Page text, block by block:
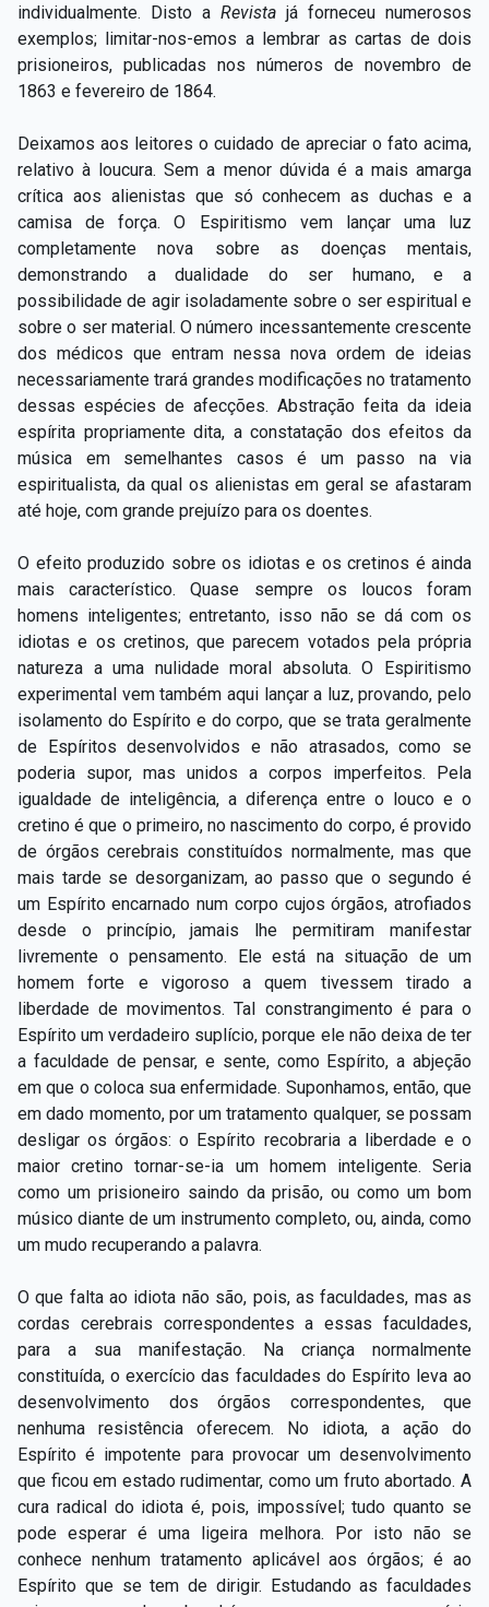
individualmente. Disto a Revista já forneceu numerosos
exemplos; limitar-nos-emos a lembrar as cartas de dois
prisioneiros, publicadas nos números de novembro de
1863 e fevereiro de 1864.
Deixamos aos leitores o cuidado de apreciar o fato acima,
relativo à loucura. Sem a menor dúvida é a mais amarga
crítica aos alienistas que só conhecem as duchas e a
camisa de força. O Espiritismo vem lançar uma luz
completamente nova sobre as doenças mentais,
demonstrando a dualidade do ser humano, e a
possibilidade de agir isoladamente sobre o ser espiritual e
sobre o ser material. O número incessantemente crescente
dos médicos que entram nessa nova ordem de ideias
necessariamente trará grandes modificações no tratamento
dessas espécies de afecções. Abstração feita da ideia
espírita propriamente dita, a constatação dos efeitos da
música em semelhantes casos é um passo na via
espiritualista, da qual os alienistas em geral se afastaram
até hoje, com grande prejuízo para os doentes.
O efeito produzido sobre os idiotas e os cretinos é ainda
mais característico. Quase sempre os loucos foram
homens inteligentes; entretanto, isso não se dá com os
idiotas e os cretinos, que parecem votados pela própria
natureza a uma nulidade moral absoluta. O Espiritismo
experimental vem também aqui lançar a luz, provando, pelo
isolamento do Espírito e do corpo, que se trata geralmente
de Espíritos desenvolvidos e não atrasados, como se
poderia supor, mas unidos a corpos imperfeitos. Pela
igualdade de inteligência, a diferença entre o louco e o
cretino é que o primeiro, no nascimento do corpo, é provido
de órgãos cerebrais constituídos normalmente, mas que
mais tarde se desorganizam, ao passo que o segundo é
um Espírito encarnado num corpo cujos órgãos, atrofiados
desde o princípio, jamais lhe permitiram manifestar
livremente o pensamento. Ele está na situação de um
homem forte e vigoroso a quem tivessem tirado a
liberdade de movimentos. Tal constrangimento é para o
Espírito um verdadeiro suplício, porque ele não deixa de ter
a faculdade de pensar, e sente, como Espírito, a abjeção
em que o coloca sua enfermidade. Suponhamos, então, que
em dado momento, por um tratamento qualquer, se possam
desligar os órgãos: o Espírito recobraria a liberdade e o
maior cretino tornar-se-ia um homem inteligente. Seria
como um prisioneiro saindo da prisão, ou como um bom
músico diante de um instrumento completo, ou, ainda, como
um mudo recuperando a palavra.
O que falta ao idiota não são, pois, as faculdades, mas as
cordas cerebrais correspondentes a essas faculdades,
para a sua manifestação. Na criança normalmente
constituída, o exercício das faculdades do Espírito leva ao
desenvolvimento dos órgãos correspondentes, que
nenhuma resistência oferecem. No idiota, a ação do
Espírito é impotente para provocar um desenvolvimento
que ficou em estado rudimentar, como um fruto abortado. A
cura radical do idiota é, pois, impossível; tudo quanto se
pode esperar é uma ligeira melhora. Por isto não se
conhece nenhum tratamento aplicável aos órgãos; é ao
Espírito que se tem de dirigir. Estudando as faculdades